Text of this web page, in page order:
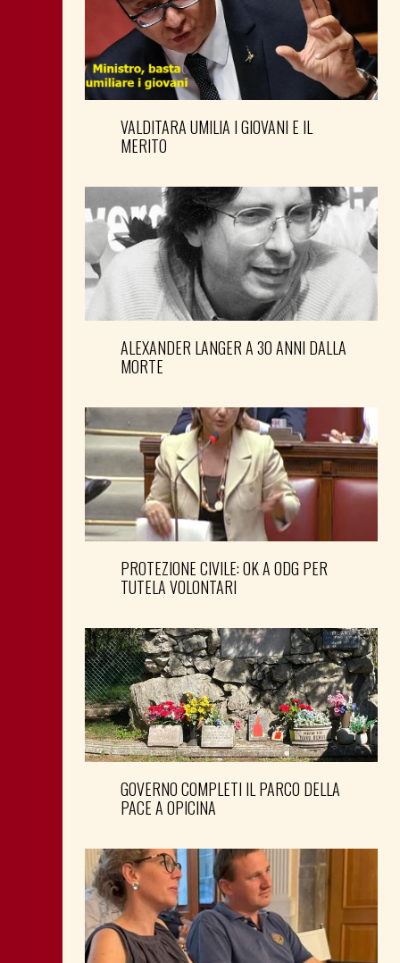
VALDITARA UMILIA I GIOVANI E IL
MERITO
ALEXANDER LANGER A 30 ANNI DALLA
MORTE
PROTEZIONE CIVILE: OK A ODG PER
TUTELA VOLONTARI
GOVERNO COMPLETI IL PARCO DELLA
PACE A OPICINA